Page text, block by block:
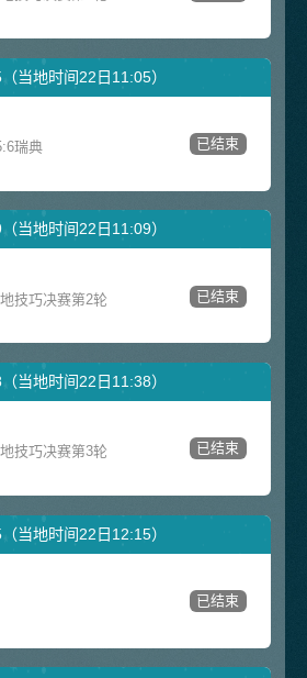
当地时间22日11:05）
瑞典 已结束
当地时间22日11:09）
技巧决赛第2轮 已结束
当地时间22日11:38）
技巧决赛第3轮 已结束
当地时间22日12:15）
已结束